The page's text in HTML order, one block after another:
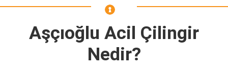
Aşçıoğlu Acil Çilingir
Nedir?